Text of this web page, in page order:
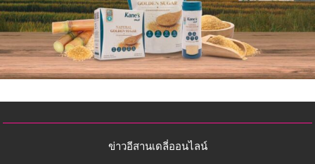
ข่าวอีสานเดลี่ออนไลน์